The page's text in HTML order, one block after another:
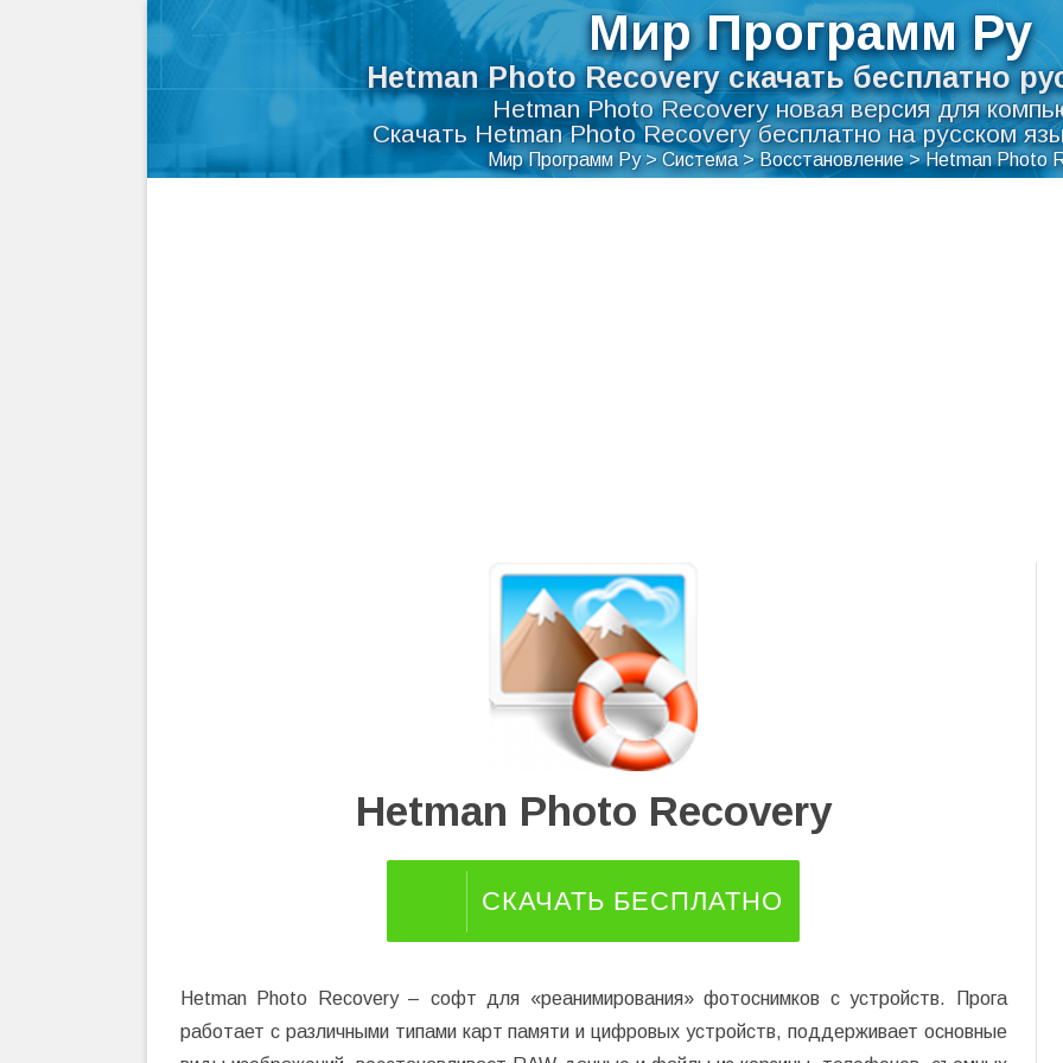
Мир Программ Ру
Hetman Photo Recovery скачать бесплатно
Hetman Photo Recovery новая версия для
Скачать Hetman Photo Recovery бесплатно на русском
Мир Программ Ру> Система>Восстановление>Hetman Photo
Hetman Photo Recovery
СКАЧАТЬ БЕСПЛАТНО
Hetman Photo Recovery – софт для «реанимирования» фотоснимков с устройств. Прога
работает с различными типами карт памяти и цифровых устройств, поддерживает основные